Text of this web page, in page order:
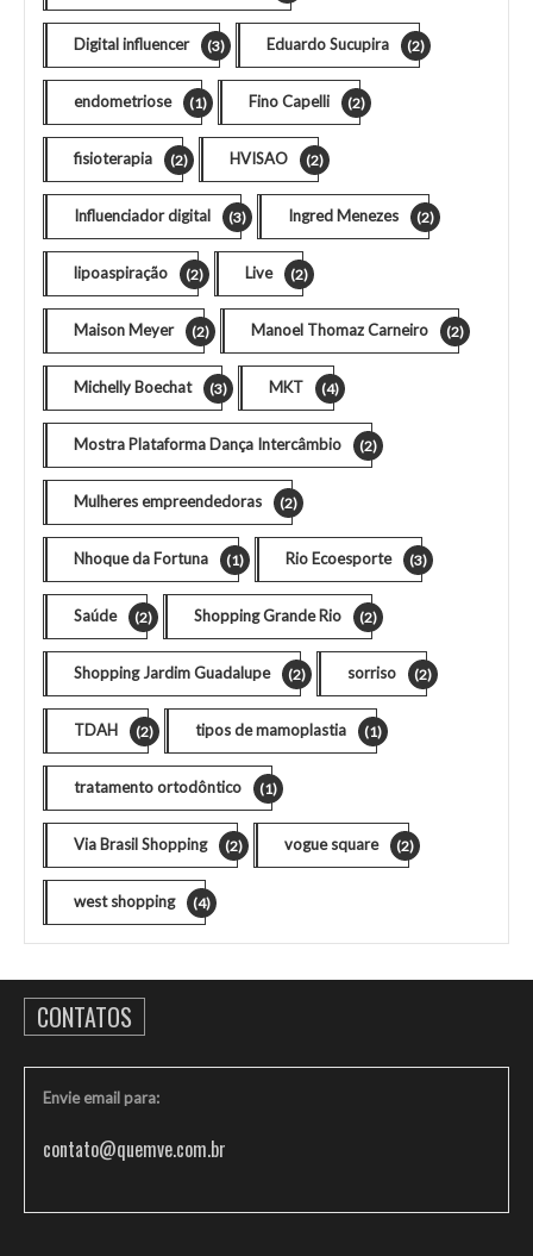
Digital influencer (3) Eduardo Sucupira (2)
endometriose (1) Fino Capelli (2)
fisioterapia (2) HVISAO (2)
Influenciador digital (3) Ingred Menezes (2)
lipoaspiração (2) Live (2)
Maison Meyer (2) Manoel Thomaz Carneiro (2)
Michelly Boechat (3) MKT (4)
Mostra Plataforma Dança Intercâmbio (2)
Mulheres empreendedoras (2)
Nhoque da Fortuna (1) Rio Ecoesporte (3)
Saúde (2) Shopping Grande Rio (2)
Shopping Jardim Guadalupe (2) sorriso (2)
TDAH (2) tipos de mamoplastia (1)
tratamento ortodôntico (1)
Via Brasil Shopping (2) vogue square (2)
west shopping (4)
CONTATOS
Envie email para:
contato@quemve.com.br